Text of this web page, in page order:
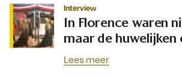
Interview
In Florence waren
maar de huwelijken
Lees meer